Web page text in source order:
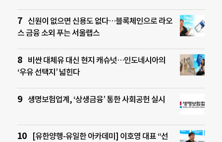
신원이 없으면 신용도 없다…블록체인으로 라오
스 금융 소외 푸는 서울랩스
비싼 대체유 대신 현지 캐슈넛…인도네시아의
‘우유 선택지’ 넓힌다
생명보험업계, ‘상생금융’ 통한 사회공헌 실시
[유한양행-유일한 아카데미] 이호영 대표 “선